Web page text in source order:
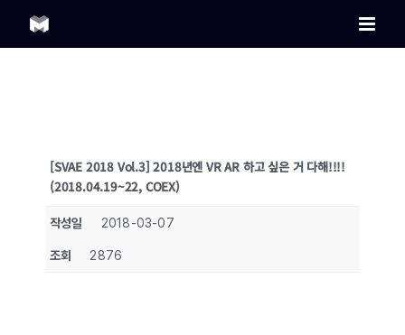
content
[SVAE 2018 Vol.3] 2018년엔 VR AR 하고 싶은 거 다해!!!!
(2018.04.19~22, COEX)
작성일 2018-03-07
조회 2876